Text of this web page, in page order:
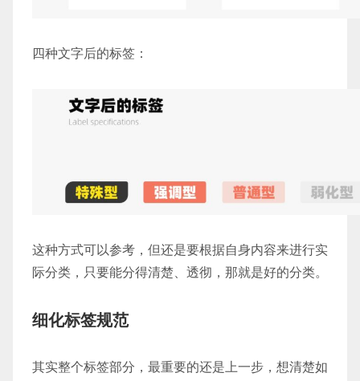
四种文字后的标签：
这种方式可以参考，但还是要根据自身内容来进行实
际分类，只要能分得清楚、透彻，那就是好的分类。
细化标签规范
其实整个标签部分，最重要的还是上一步，想清楚如